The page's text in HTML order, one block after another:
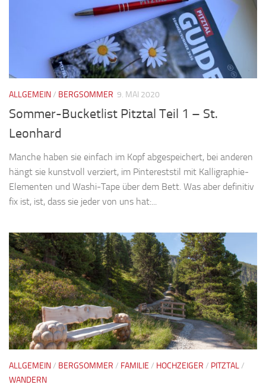
ALLGEMEIN/ BERGSOMMER 9. MAI 2020
Sommer-Bucketlist Pitztal Teil 1 – St.
Leonhard
Manche haben sie einfach im Kopf abgespeichert, bei anderen
hängt sie kunstvoll verziert, im Pintereststil mit Kalligraphie-
Elementen und Washi-Tape über dem Bett. Was aber definitiv
fix ist, ist, dass sie jeder von uns hat:...
ALLGEMEIN/ BERGSOMMER / FAMILIE / HOCHZEIGER / PITZTAL/
WANDERN